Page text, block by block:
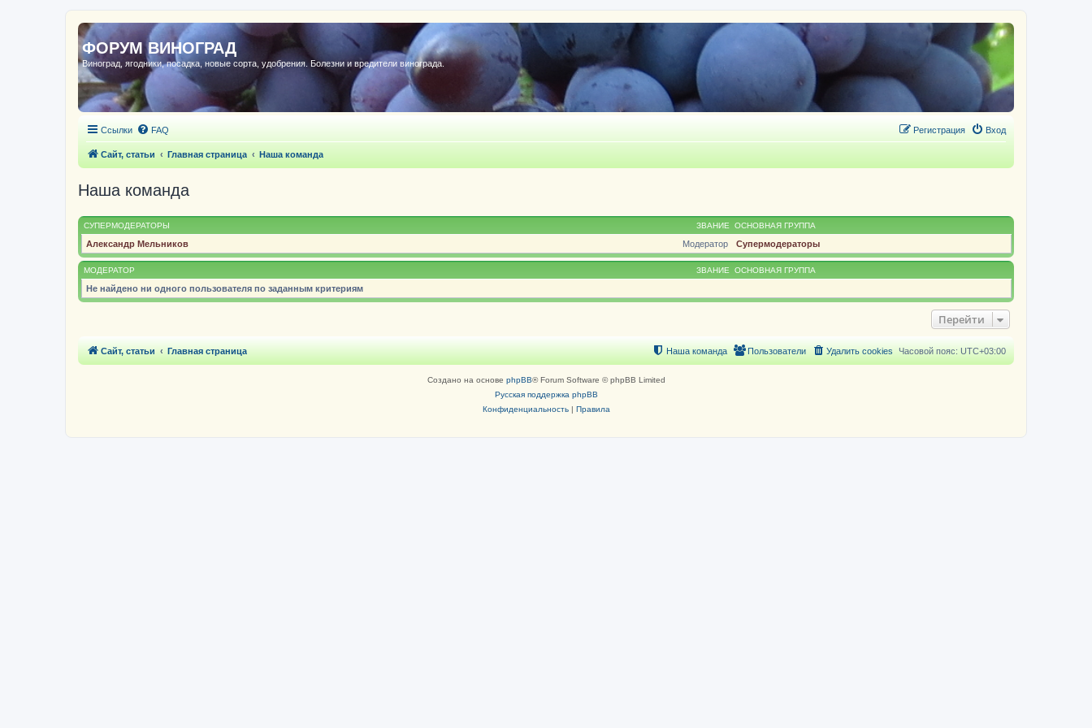
ФОРУМ ВИНОГРАД
Виноград, ягодники, посадка, новые сорта, удобрения. Болезни и вредители винограда.
Ссылки FAQ Вход
Регистрация
Сайт, статьи Главная страница Наша команда
Наша команда
ЗВАНИЕ
СУПЕРМОДЕРАТОРЫ ОСНОВНАЯ ГРУППА
Модератор
Александр Мельников Супермодераторы
ЗВАНИЕ
МОДЕРАТОР ОСНОВНАЯ ГРУППА
Не найдено ни одного пользователя по заданным критериям
Перейти
Сайт, статьи Главная страница Часовой пояс: UTC+03:00
Удалить cookies
Пользователи
Наша команда
Создано на основе phpBB® Forum Software © phpBB Limited
Русская поддержка phpBB
Конфиденциальность| Правила